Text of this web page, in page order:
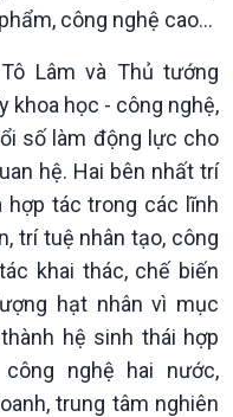
công nghệ cao...
Lâm và Thủ tướng
khoa học - công nghệ,
số làm động lực cho
hệ. Hai bên nhất trí
tác trong các lĩnh
trí tuệ nhân tạo, công
khai thác, chế biến
hạt nhân vì mục
hệ sinh thái hợp
nghệ hai nước,
trung tâm nghiên